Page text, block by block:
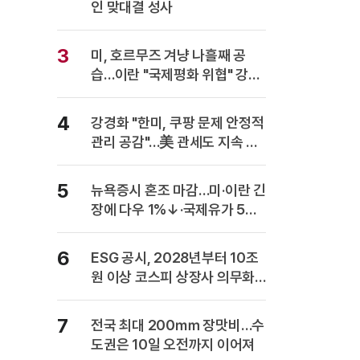
인 맞대결 성사
3
미, 호르무즈 겨냥 나흘째 공
습…이란 "국제평화 위협" 강력
반발
4
강경화 "한미, 쿠팡 문제 안정적
관리 공감"…美 관세도 지속 협
의
5
뉴욕증시 혼조 마감…미·이란 긴
장에 다우 1%↓·국제유가 5%
급등
6
ESG 공시, 2028년부터 10조
원 이상 코스피 상장사 의무화…
사업보고서에 담는다
7
전국 최대 200㎜ 장맛비…수
도권은 10일 오전까지 이어져